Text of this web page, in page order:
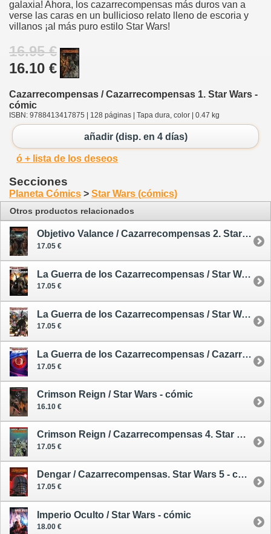
galaxia! Ahora, los cazarrecompensas más duros van a
verse las caras en un bullicioso relato lleno de escoria y
villanos ¡al más puro estilo Star Wars!
16.95 €
16.10 €
Cazarrecompensas / Cazarrecompensas 1. Star Wars -
cómic
ISBN: 9788413417875 | 128 páginas | Tapa dura, color | 0.47 kg
añadir (disp. en 4 días)
ó + lista de los deseos
Secciones
Planeta Cómics > Star Wars (cómics)
Otros productos relacionados
Objetivo Valance / Cazarrecompensas 2. Star Wars - cómic
17.05 €
La Guerra de los Cazarrecompensas / Star Wars - cómic
17.05 €
La Guerra de los Cazarrecompensas / Star Wars 3 - cómic
17.05 €
La Guerra de los Cazarrecompensas / Cazarrecompensas 3. Star Wars - cómic
17.05 €
Crimson Reign / Star Wars - cómic
16.10 €
Crimson Reign / Cazarrecompensas 4. Star Wars - cómic
17.05 €
Dengar / Cazarrecompensas. Star Wars 5 - cómic
17.05 €
Imperio Oculto / Star Wars - cómic
18.00 €